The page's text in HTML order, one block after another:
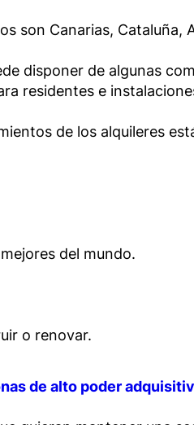
son Canarias, Cataluña,
disponer de algunas
residentes e
de los alquileres
del mundo.
o renovar.
de alto poder